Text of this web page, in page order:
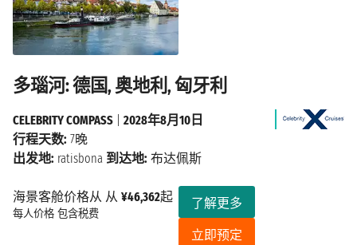
多瑙河: 德国, 奥地利, 匈牙利
海景客舱价格从 从 ¥46,362起
每人价格 包含税费
了解更多
立即预定
CELEBRITY COMPASS
2028年8月10日
行程天数: 7晚
出发地: ratisbona 到达地: 布达佩斯